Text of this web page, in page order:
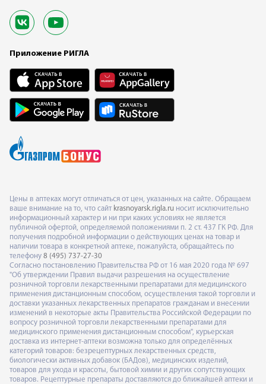
Приложение РИГЛА
Цены в аптеках могут отличаться от цен, указанных на сайте. Обращаем
ваше внимание на то, что сайт krasnoyarsk.rigla.ru носит исключительно
информационный характер и ни при каких условиях не является
публичной офертой, определяемой положениями п. 2 ст. 437 ГК РФ. Для
получения подробной информации о действующих ценах на товар и
наличии товара в конкретной аптеке, пожалуйста, обращайтесь по
телефону 8 (495) 737-27-30
Согласно постановлению Правительства РФ от 16 мая 2020 года № 697
"Об утверждении Правил выдачи разрешения на осуществление
розничной торговли лекарственными препаратами для медицинского
применения дистанционным способом, осуществления такой торговли и
доставки указанных лекарственных препаратов гражданам и внесении
изменений в некоторые акты Правительства Российской Федерации по
вопросу розничной торговли лекарственными препаратами для
медицинского применения дистанционным способом", курьерская
доставка из интернет-аптеки возможна только для определённых
категорий товаров: безрецептурных лекарственных средств,
биологически активных добавок (БАДов), медицинских изделий,
товаров для ухода и красоты, бытовой химии и других сопутствующих
товаров. Рецептурные препараты доставляются до ближайшей аптеки и